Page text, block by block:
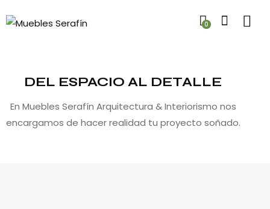
0
DEL ESPACIO AL DETALLE
En Muebles Serafín Arquitectura & Interiorismo nos
encargamos de hacer realidad tu proyecto soñado.